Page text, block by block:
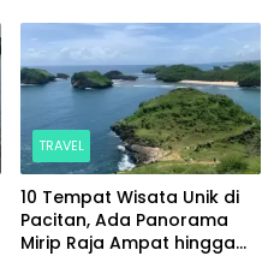
TRAVEL
10 Tempat Wisata Unik di
Pacitan, Ada Panorama
Mirip Raja Ampat hingga